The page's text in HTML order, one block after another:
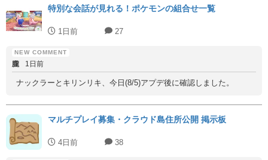
特別な会話が見れる！ポケモンの組合せ一覧
1日前 27
朧 1日前
ナックラーとキリンリキ、今日(8/5)アプデ後に確認しました。
マルチプレイ募集・クラウド島住所公開 掲示板
4日前 38